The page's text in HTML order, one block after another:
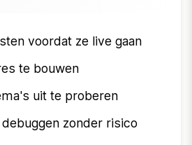
voordat ze live gaan
te bouwen
uit te proberen
zonder risico